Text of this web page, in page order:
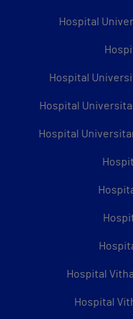
Hospital
Hospital
Hospital
Hospital
Hospital
Hospital